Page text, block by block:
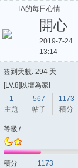
TA的每日心情
開心
2019-7-24
13:14
簽到天數: 294 天
[LV.8]以壇為家I
1
主題
567
帖子
1173
積分
等級7
積分 1173